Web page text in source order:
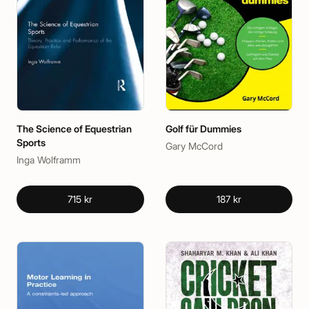
The Science of Equestrian
Sports
Inga Wolframm
715 kr
Golf für Dummies
Gary McCord
187 kr